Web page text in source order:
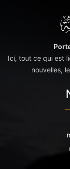
Ici, tout ce qui est
nouvelles,